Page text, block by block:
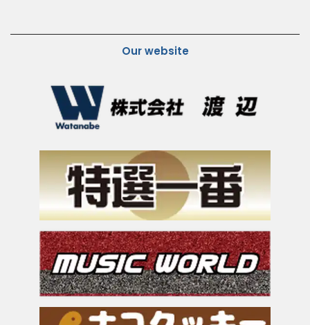
Our website